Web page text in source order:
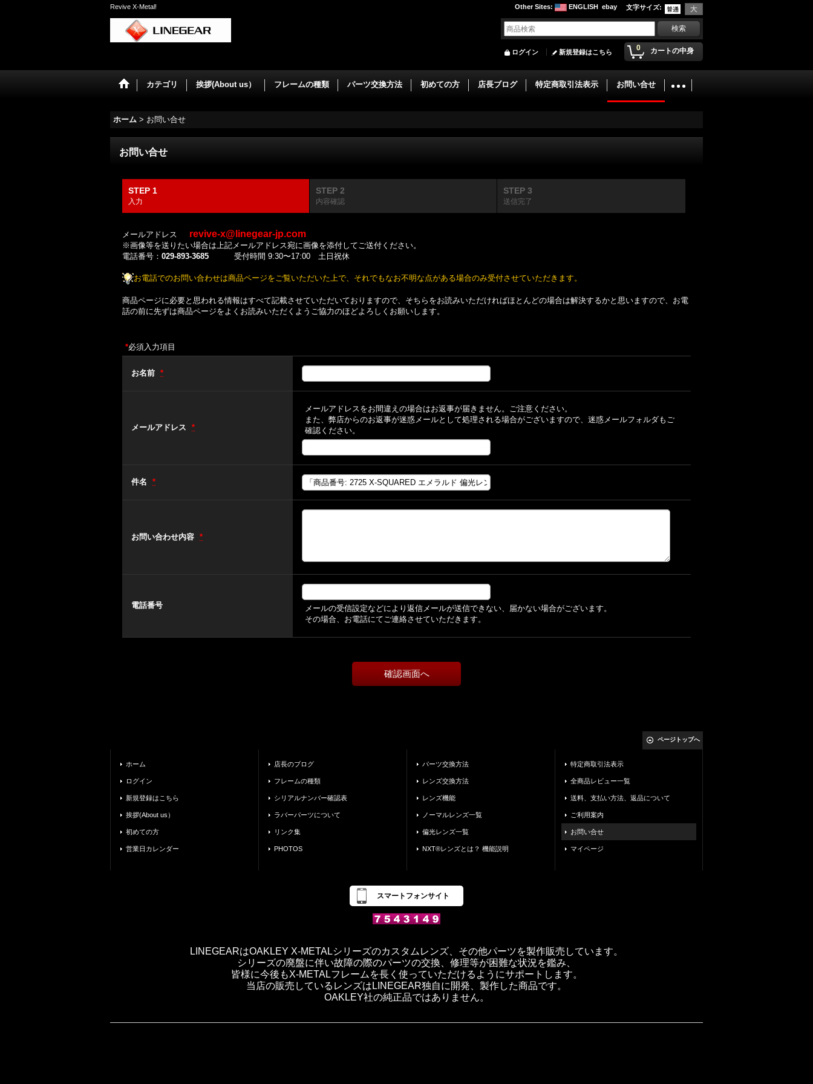
Revive X-Metal! 文字サイズ:
Other Sites: ENGLISH ebay
0 カートの中身
ログイン 新規登録はこちら
カテゴリ 挨拶(About us） フレームの種類 パーツ交換方法 初めての方 店長ブログ 特定商取引法表示 お問い合せ
ホーム > お問い合せ
お問い合せ
STEP 1
入力
STEP 2
内容確認
STEP 3
送信完了
メールアドレス revive-x@linegear-jp.com
※画像等を送りたい場合は上記メールアドレス宛に画像を添付してご送付ください。
電話番号： 029-893-3685 受付時間 9:30〜17:00 土日祝休
お電話でのお問い合わせは商品ページをご覧いただいた上で、それでもなお不明な点がある場合のみ受付させていただきます。
商品ページに必要と思われる情報はすべて記載させていただいておりますので、そちらをお読みいただければほとんどの場合は解決するかと思いますので、お電
話の前に先ずは商品ページをよくお読みいただくようご協力のほどよろしくお願いします。
*必須入力項目
お名前 *
メールアドレス *
メールアドレスをお間違えの場合はお返事が届きません。ご注意ください。
また、弊店からのお返事が迷惑メールとして処理される場合がございますので、迷惑メールフォルダもご
確認ください。
件名 *
お問い合わせ内容 *
電話番号
メールの受信設定などにより返信メールが送信できない、届かない場合がございます。
その場合、お電話にてご連絡させていただきます。
ページトップへ
ホーム
ログイン
新規登録はこちら
挨拶(About us）
初めての方
営業日カレンダー
店長のブログ
フレームの種類
シリアルナンバー確認表
ラバーパーツについて
リンク集
PHOTOS
パーツ交換方法
レンズ交換方法
レンズ機能
ノーマルレンズ一覧
偏光レンズ一覧
NXT®レンズとは？ 機能説明
特定商取引法表示
全商品レビュー一覧
送料、支払い方法、返品について
ご利用案内
お問い合せ
マイページ
スマートフォンサイト
LINEGEARはOAKLEY X-METALシリーズのカスタムレンズ、その他パーツを製作販売しています。
シリーズの廃盤に伴い故障の際のパーツの交換、修理等が困難な状況を鑑み、
皆様に今後もX-METALフレームを長く使っていただけるようにサポートします。
当店の販売しているレンズはLINEGEAR独自に開発、製作した商品です。
OAKLEY社の純正品ではありません。